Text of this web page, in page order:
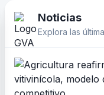
Noticias
Explora las